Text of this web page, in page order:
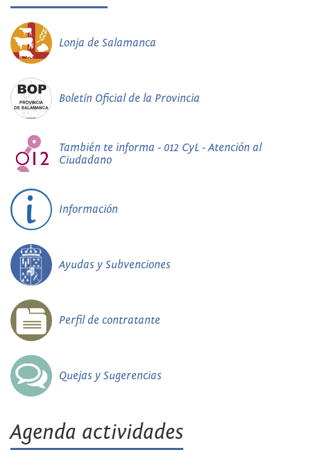
Lonja de Salamanca
Boletín Oficial de la Provincia
También te informa - 012 CyL - Atención al
Ciudadano
Información
Ayudas y Subvenciones
Perfil de contratante
Quejas y Sugerencias
Agenda actividades